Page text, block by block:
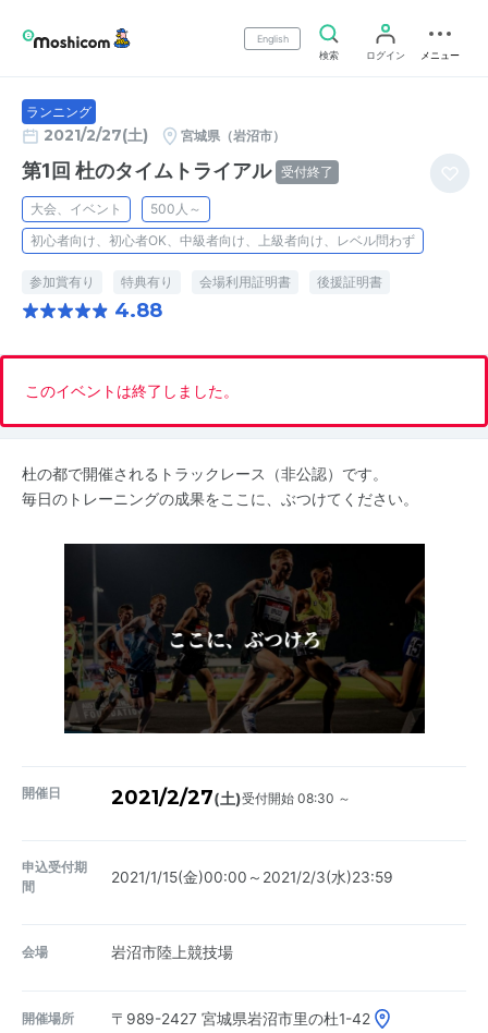
English
検索
ログイン メニュー
ランニング
2021/2/27(土) 宮城県（岩沼市）
第1回 杜のタイムトライアル 受付終了
大会、イベント
500人～
初心者向け、初心者OK、中級者向け、上級者向け、レベル問わず
参加賞有り 特典有り 会場利用証明書 後援証明書
4.88
このイベントは終了しました。
杜の都で開催されるトラックレース（非公認）です。
毎日のトレーニングの成果をここに、ぶつけてください。
開催日 2021/2/27(土)受付開始 08:30 ～
申込受付期
間
2021/1/15(金)00:00～2021/2/3(水)23:59
会場 岩沼市陸上競技場
開催場所 〒989-2427 宮城県岩沼市里の杜1-42